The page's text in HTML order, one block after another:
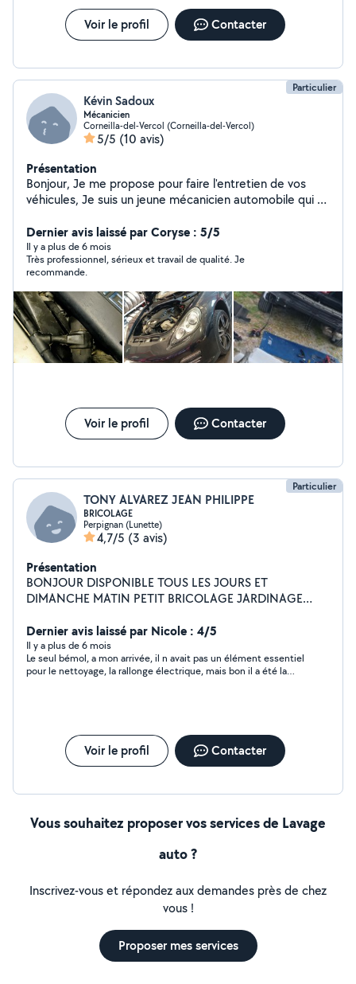
Voir le profil Contacter
Particulier
Kévin Sadoux
Mécanicien
Corneilla-del-Vercol (Corneilla-del-Vercol)
5/5 (10 avis)
Présentation
Bonjour, Je me propose pour faire l'entretien de vos
véhicules, Je suis un jeune mécanicien automobile qui a
suis à votre entière disponibilité pour plus de
renseignements
Dernier avis laissé par Coryse : 5/5
Il y a plus de 6 mois
Très professionnel, sérieux et travail de qualité. Je
recommande.
Voir le profil Contacter
Particulier
TONY ALVAREZ JEAN PHILIPPE
BRICOLAGE
Perpignan (Lunette)
4,7/5 (3 avis)
Présentation
BONJOUR DISPONIBLE TOUS LES JOURS ET
DIMANCHE MATIN PETIT BRICOLAGE JARDINAGE
DEPANNAGE PEINTURE REFECTION DE PIECES
COMPLETES GROS MENAGE ET RANGEMENT POSE DE
TRINGLES D ETAGERES ETC...ESSAYEZ....
Dernier avis laissé par Nicole : 4/5
Il y a plus de 6 mois
Le seul bémol, a mon arrivée, il n avait pas un élément essentiel
pour le nettoyage, la rallonge électrique, mais bon il a été la
Voir le profil Contacter
Vous souhaitez proposer vos services de Lavage
auto ?
Inscrivez-vous et répondez aux demandes près de chez
vous !
Proposer mes services